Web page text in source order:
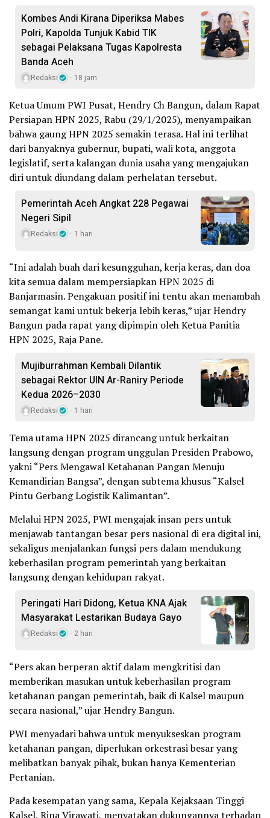
Kombes Andi Kirana Diperiksa Mabes
Polri, Kapolda Tunjuk Kabid TIK
sebagai Pelaksana Tugas Kapolresta
Banda Aceh
Redaksi 18 jam
Ketua Umum PWI Pusat, Hendry Ch Bangun, dalam Rapat
Persiapan HPN 2025, Rabu (29/1/2025), menyampaikan
bahwa gaung HPN 2025 semakin terasa. Hal ini terlihat
dari banyaknya gubernur, bupati, wali kota, anggota
legislatif, serta kalangan dunia usaha yang mengajukan
diri untuk diundang dalam perhelatan tersebut.
Pemerintah Aceh Angkat 228 Pegawai
Negeri Sipil
Redaksi 1 hari
“Ini adalah buah dari kesungguhan, kerja keras, dan doa
kita semua dalam mempersiapkan HPN 2025 di
Banjarmasin. Pengakuan positif ini tentu akan menambah
semangat kami untuk bekerja lebih keras,” ujar Hendry
Bangun pada rapat yang dipimpin oleh Ketua Panitia
HPN 2025, Raja Pane.
Mujiburrahman Kembali Dilantik
sebagai Rektor UIN Ar-Raniry Periode
Kedua 2026–2030
Redaksi 1 hari
Tema utama HPN 2025 dirancang untuk berkaitan
langsung dengan program unggulan Presiden Prabowo,
yakni “Pers Mengawal Ketahanan Pangan Menuju
Kemandirian Bangsa”, dengan subtema khusus “Kalsel
Pintu Gerbang Logistik Kalimantan”.
Melalui HPN 2025, PWI mengajak insan pers untuk
menjawab tantangan besar pers nasional di era digital ini,
sekaligus menjalankan fungsi pers dalam mendukung
keberhasilan program pemerintah yang berkaitan
langsung dengan kehidupan rakyat.
Peringati Hari Didong, Ketua KNA Ajak
Masyarakat Lestarikan Budaya Gayo
Redaksi 2 hari
“Pers akan berperan aktif dalam mengkritisi dan
memberikan masukan untuk keberhasilan program
ketahanan pangan pemerintah, baik di Kalsel maupun
secara nasional,” ujar Hendry Bangun.
PWI menyadari bahwa untuk menyukseskan program
ketahanan pangan, diperlukan orkestrasi besar yang
melibatkan banyak pihak, bukan hanya Kementerian
Pertanian.
Pada kesempatan yang sama, Kepala Kejaksaan Tinggi
Kalsel, Rina Virawati, menyatakan dukungannya terhadap